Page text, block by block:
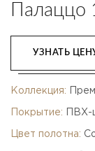
Палаццо
УЗНАТЬ
Коллекция:
Покрытие: ПВХ-
Цвет полотна: